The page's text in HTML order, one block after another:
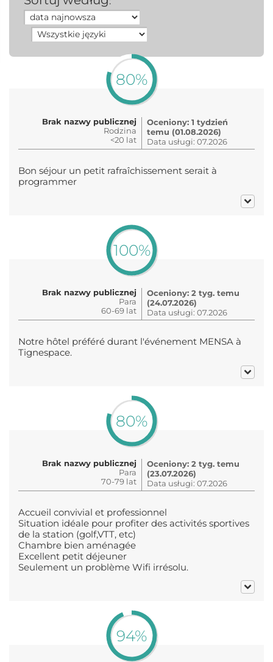
80%
Brak nazwy publicznej
Rodzina
<20 lat
Oceniony: 1 tydzień
temu (01.08.2026)
Data usługi: 07.2026
Bon séjour un petit rafraîchissement serait à
programmer
100%
Brak nazwy publicznej
Para
60-69 lat
Oceniony: 2 tyg. temu
(24.07.2026)
Data usługi: 07.2026
Notre hôtel préféré durant l'événement MENSA à
Tignespace.
80%
Brak nazwy publicznej
Para
70-79 lat
Oceniony: 2 tyg. temu
(23.07.2026)
Data usługi: 07.2026
Accueil convivial et professionnel
Situation idéale pour profiter des activités sportives
de la station (golf,VTT, etc)
Chambre bien aménagée
Excellent petit déjeuner
Seulement un problème Wifi irrésolu.
94%